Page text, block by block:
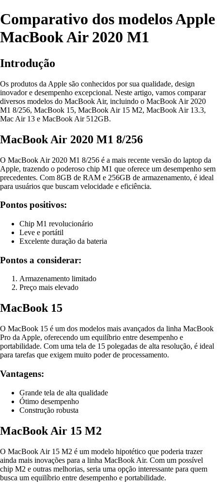
Comparativo dos modelos Apple
MacBook Air 2020 M1
Introdução
Os produtos da Apple são conhecidos por sua qualidade, design
inovador e desempenho excepcional. Neste artigo, vamos comparar
diversos modelos do MacBook Air, incluindo o MacBook Air 2020
M1 8/256, MacBook 15, MacBook Air 15 M2, MacBook Air 13.3,
Mac Air 13 e MacBook Air 512GB.
MacBook Air 2020 M1 8/256
O MacBook Air 2020 M1 8/256 é a mais recente versão do laptop da
Apple, trazendo o poderoso chip M1 que oferece um desempenho sem
precedentes. Com 8GB de RAM e 256GB de armazenamento, é ideal
para usuários que buscam velocidade e eficiência.
Pontos positivos:
Chip M1 revolucionário
Leve e portátil
Excelente duração da bateria
Pontos a considerar:
Armazenamento limitado
Preço mais elevado
MacBook 15
O MacBook 15 é um dos modelos mais avançados da linha MacBook
Pro da Apple, oferecendo um equilíbrio entre desempenho e
portabilidade. Com uma tela de 15 polegadas de alta resolução, é ideal
para tarefas que exigem muito poder de processamento.
Vantagens:
Grande tela de alta qualidade
Ótimo desempenho
Construção robusta
MacBook Air 15 M2
O MacBook Air 15 M2 é um modelo hipotético que poderia trazer
ainda mais inovações para a linha MacBook Air. Com um possível
chip M2 e outras melhorias, seria uma opção interessante para quem
busca um equilíbrio entre desempenho e portabilidade.